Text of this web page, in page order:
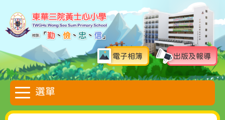
電子相簿 出版及報導